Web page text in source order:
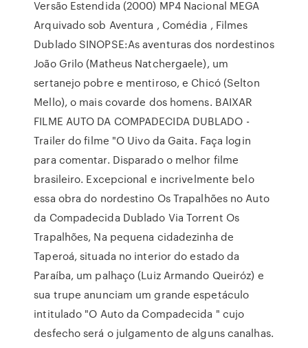
Versão Estendida (2000) MP4 Nacional MEGA
Arquivado sob Aventura , Comédia , Filmes
Dublado SINOPSE:As aventuras dos nordestinos
João Grilo (Matheus Natchergaele), um
sertanejo pobre e mentiroso, e Chicó (Selton
Mello), o mais covarde dos homens. BAIXAR
FILME AUTO DA COMPADECIDA DUBLADO -
Trailer do filme "O Uivo da Gaita. Faça login
para comentar. Disparado o melhor filme
brasileiro. Excepcional e incrivelmente belo
essa obra do nordestino Os Trapalhões no Auto
da Compadecida Dublado Via Torrent Os
Trapalhões, Na pequena cidadezinha de
Taperoá, situada no interior do estado da
Paraíba, um palhaço (Luiz Armando Queiróz) e
sua trupe anunciam um grande espetáculo
intitulado "O Auto da Compadecida " cujo
desfecho será o julgamento de alguns canalhas.